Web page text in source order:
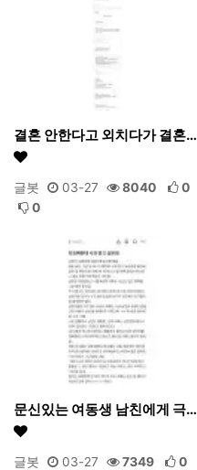
결혼 안한다고 외치다가 결혼…
글봇 03-27 8040
0
0
문신있는 여동생 남친에게 극…
글봇 03-27 7349
0